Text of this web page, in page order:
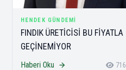
HENDEK GÜNDEMI
FINDIK ÜRETİCİSİ BU FİYATLA
GEÇİNEMİYOR
Haberi Oku 716